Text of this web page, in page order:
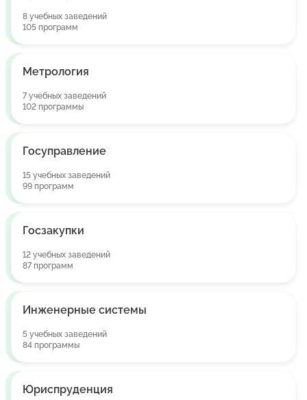
8 учебных заведений
105 программ
Метрология
7 учебных заведений
102 программы
Госуправление
15 учебных заведений
99 программ
Госзакупки
12 учебных заведений
87 программ
Инженерные системы
5 учебных заведений
84 программы
Юриспруденция